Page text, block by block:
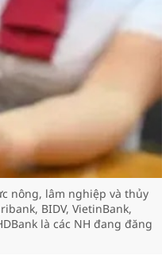
nông, lâm nghiệp và thủy
BIDV, VietinBank,
là các NH đang đăng